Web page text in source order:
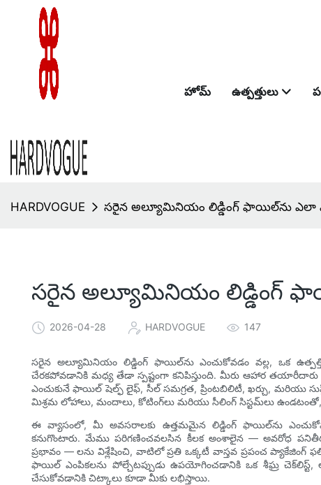
హోమ్ ఉత్పత్తులు
HARDVOGUE సరైన అల్యూమినియం లిడ్డింగ్ ఫాయిల్‌ను ఎలా
సరైన అల్యూమినియం లిడ్డింగ్
2026-04-28 HARDVOGUE 147
సరైన అల్యూమినియం లిడ్డింగ్ ఫాయిల్‌ను ఎంచుకోవడం వల్ల, ఒక
చేరకపోవడానికి మధ్య తేడా స్పష్టంగా కనిపిస్తుంది. మీరు ఆహార
ఎంచుకునే ఫాయిల్ షెల్ఫ్ లైఫ్, సీల్ సమగ్రత, ప్రింటబిలిటీ, ఖర్చు, మరియు
మిశ్రమ లోహాలు, మందాలు, కోటింగ్‌లు మరియు సీలింగ్ సిస్టమ్‌లు
ఈ వ్యాసంలో, మీ అవసరాలకు ఉత్తమమైన లిడ్డింగ్ ఫాయిల్‌ను
కనుగొంటారు. మేము పరిగణించవలసిన కీలక అంశాలైన — అవరోధ
ప్రభావం — లను విశ్లేషించి, వాటిలో ప్రతి ఒక్కటీ వాస్తవ ప్రపంచ
ఫాయిల్ ఎంపికలను పోల్చేటప్పుడు ఉపయోగించడానికి ఒక శీఘ్ర
చేసుకోవడానికి చిట్కాలు కూడా మీకు లభిస్తాయి.